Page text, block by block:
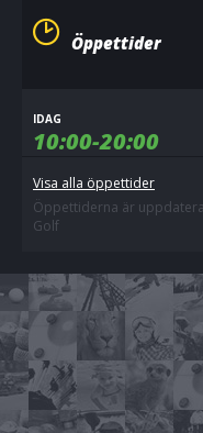
Öppettider
IDAG
10:00-20:00
Visa alla öppettider
Öppettiderna är
Golf